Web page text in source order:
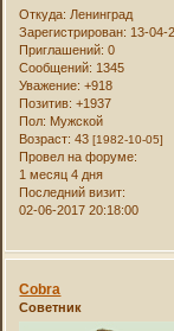
Откуда: Ленинград
Зарегистрирован: 13-04-
Приглашений: 0
Сообщений: 1345
Уважение: +918
Позитив: +1937
Пол: Мужской
Возраст: 43[1982-10-05]
Провел на форуме:
1 месяц 4 дня
Последний визит:
02-06-2017 20:18:00
Cobra
Советник